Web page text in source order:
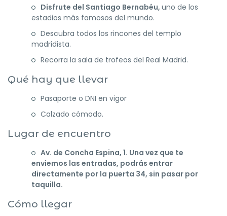
Disfrute del Santiago Bernabéu, uno de los
estadios más famosos del mundo.
Descubra todos los rincones del templo
madridista.
Recorra la sala de trofeos del Real Madrid.
Qué hay que llevar
Pasaporte o DNI en vigor
Calzado cómodo.
Lugar de encuentro
Av. de Concha Espina, 1. Una vez que te
enviemos las entradas, podrás entrar
directamente por la puerta 34, sin pasar por
taquilla.
Cómo llegar